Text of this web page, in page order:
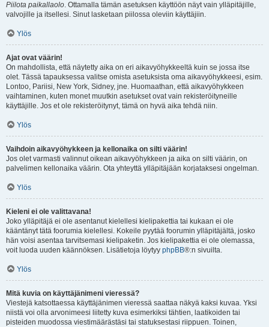
Piilota paikallaolo. Ottamalla tämän asetuksen käyttöön näyt vain ylläpitäjille,
valvojille ja itsellesi. Sinut lasketaan piilossa oleviin käyttäjiin.
Ylös
Ajat ovat väärin!
On mahdollista, että näytetty aika on eri aikavyöhykkeeltä kuin se jossa itse
olet. Tässä tapauksessa valitse omista asetuksista oma aikavyöhykkeesi, esim.
Lontoo, Pariisi, New York, Sidney, jne. Huomaathan, että aikavyöhykkeen
vaihtaminen, kuten monet muutkin asetukset ovat vain rekisteröityneille
käyttäjille. Jos et ole rekisteröitynyt, tämä on hyvä aika tehdä niin.
Ylös
Vaihdoin aikavyöhykkeen ja kellonaika on silti väärin!
Jos olet varmasti valinnut oikean aikavyöhykkeen ja aika on silti väärin, on
palvelimen kellonaika väärin. Ota yhteyttä ylläpitäjään korjataksesi ongelman.
Ylös
Kieleni ei ole valittavana!
Joko ylläpitäjä ei ole asentanut kielellesi kielipakettia tai kukaan ei ole
kääntänyt tätä foorumia kielellesi. Kokeile pyytää foorumin ylläpitäjältä, josko
hän voisi asentaa tarvitsemasi kielipaketin. Jos kielipakettia ei ole olemassa,
voit luoda uuden käännöksen. Lisätietoja löytyy phpBB®:n sivuilta.
Ylös
Mitä kuvia on käyttäjänimeni vieressä?
Viestejä katsottaessa käyttäjänimen vieressä saattaa näkyä kaksi kuvaa. Yksi
niistä voi olla arvonimeesi liitetty kuva esimerkiksi tähtien, laatikoiden tai
pisteiden muodossa viestimäärästäsi tai statuksestasi riippuen. Toinen,